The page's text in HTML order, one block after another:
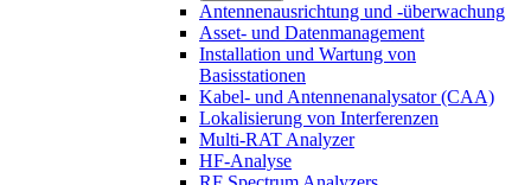
Antennenausrichtung und -überwachung
Asset- und Datenmanagement
Installation und Wartung von
Basisstationen
Kabel- und Antennenanalysator (CAA)
Lokalisierung von Interferenzen
Multi-RAT Analyzer
HF-Analyse